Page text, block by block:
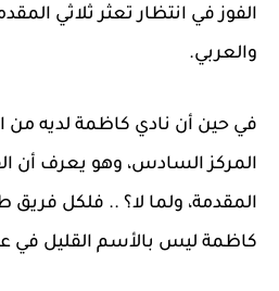
الفوز في انتظار تعثر ثلاثي
والعربي.
المركز السادس، وهو يعرف أن
المقدمة، ولما لا؟ .. فلكل
كاظمة ليس بالأسم القليل في